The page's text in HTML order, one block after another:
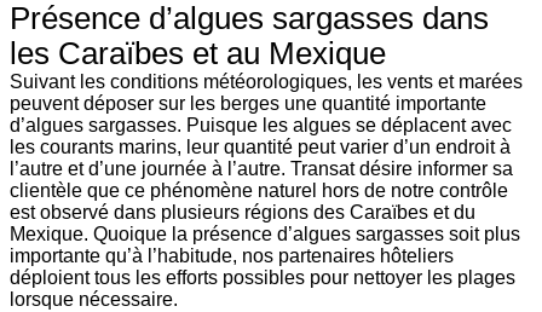
Présence d’algues sargasses dans
les Caraïbes et au Mexique
Suivant les conditions météorologiques, les vents et marées
peuvent déposer sur les berges une quantité importante
d’algues sargasses. Puisque les algues se déplacent avec
les courants marins, leur quantité peut varier d’un endroit à
l’autre et d’une journée à l’autre. Transat désire informer sa
clientèle que ce phénomène naturel hors de notre contrôle
est observé dans plusieurs régions des Caraïbes et du
Mexique. Quoique la présence d’algues sargasses soit plus
importante qu’à l’habitude, nos partenaires hôteliers
déploient tous les efforts possibles pour nettoyer les plages
lorsque nécessaire.